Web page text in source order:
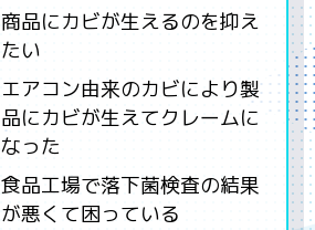
商品にカビが生えるのを抑え
たい
エアコン由来のカビにより製
品にカビが生えてクレームに
なった
食品工場で落下菌検査の結果
が悪くて困っている